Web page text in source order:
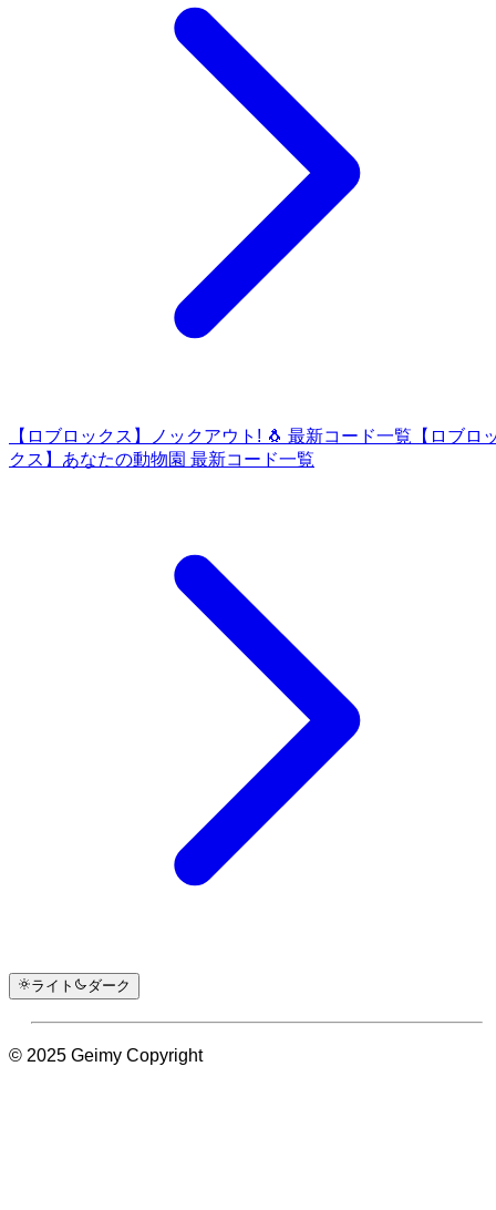
【ロブロックス】ノックアウト! 🐧 最新コード一覧 【ロブロ
クス】あなたの動物園 最新コード一覧
ライト ダーク
© 2025 Geimy Copyright